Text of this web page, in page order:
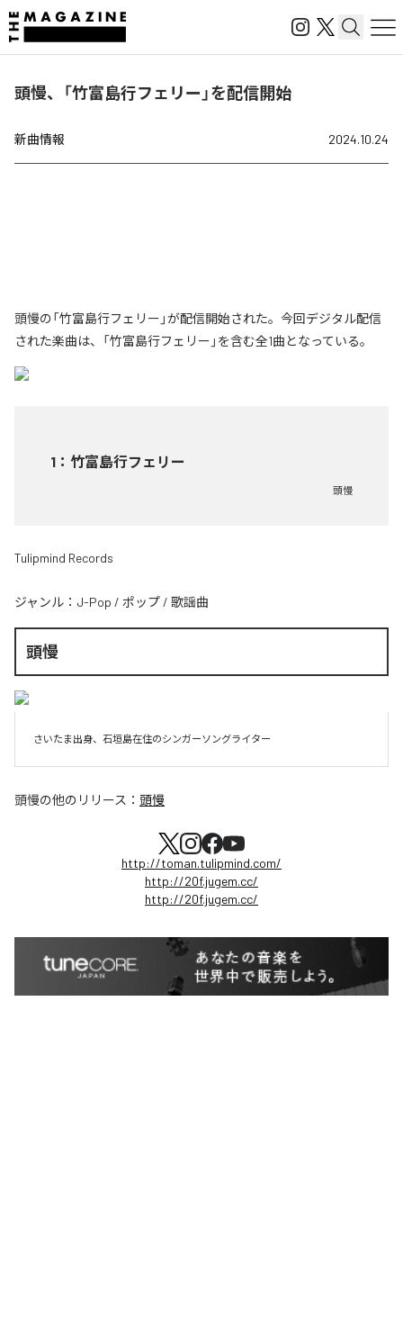
頭慢、「竹富島行フェリー」を配信開始
新曲情報 2024.10.24
頭慢の「竹富島行フェリー」が配信開始された。今回デジタル配信
された楽曲は、「竹富島行フェリー」を含む全1曲となっている。
1 ： 竹富島行フェリー
頭慢
Tulipmind Records
ジャンル： J-Pop / ポップ / 歌謡曲
頭慢
さいたま出身、石垣島在住のシンガーソングライター
頭慢の他のリリース： 頭慢
http://toman.tulipmind.com/
http://20f.jugem.cc/
http://20f.jugem.cc/